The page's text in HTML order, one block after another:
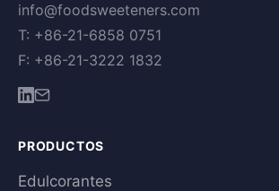
info@foodsweeteners.com
T: +86-21-6858 0751
F: +86-21-3222 1832
PRODUCTOS
Edulcorantes